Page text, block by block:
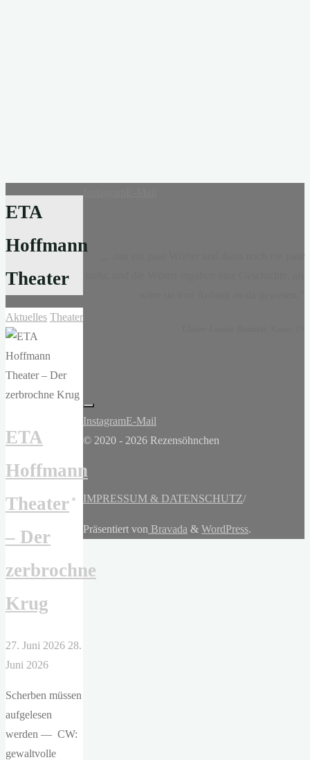
ETA
Hoffmann
Theater
Aktuelles Theater
ETA
Hoffmann
Theater
– Der
zerbrochne
Krug
27. Juni 2026 28.
Juni 2026
Scherben müssen
aufgelesen
werden — CW:
gewaltvolle
InstagramE-Mail
© 2020 - 2026 Rezensöhnchen
IMPRESSUM & DATENSCHUTZ/
Präsentiert von Bravada & WordPress.